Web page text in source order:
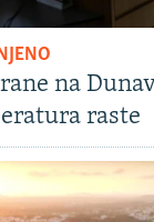
na
raste